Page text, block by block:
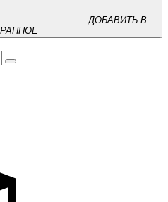
ДОБАВИТЬ В